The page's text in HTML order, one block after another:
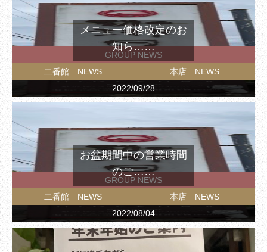
GROUP NEWS
二番館 NEWS
本店 NEWS
2022/09/28
メニュー価格改定のお
知ら……
GROUP NEWS
二番館 NEWS
本店 NEWS
2022/08/04
お盆期間中の営業時間
のご……